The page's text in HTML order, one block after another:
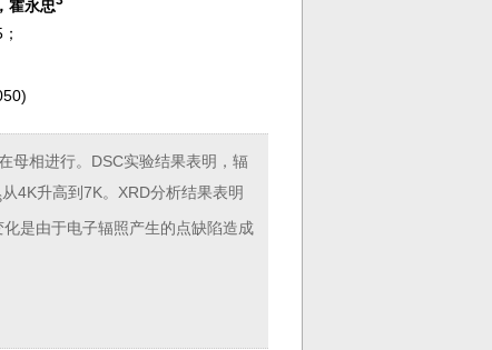
，霍永忠
)
母相进行。DSC实验结果表明，辐
从4K升高到7K。XRD分析结果表明
是由于电子辐照产生的点缺陷造成